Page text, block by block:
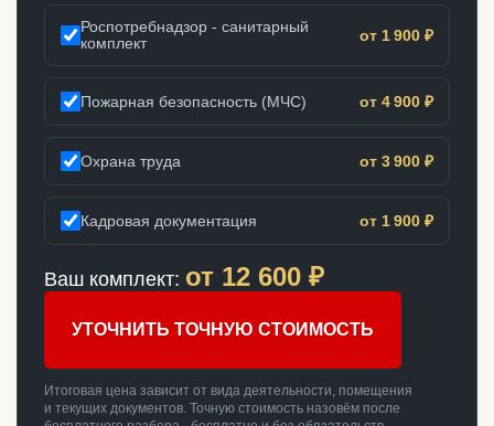
Роспотребнадзор - санитарный
комплект
от 1 900 ₽
Пожарная безопасность (МЧС) от 4 900 ₽
Охрана труда от 3 900 ₽
Кадровая документация от 1 900 ₽
Ваш комплект: от 12 600 ₽
УТОЧНИТЬ ТОЧНУЮ СТОИМОСТЬ
Итоговая цена зависит от вида деятельности, помещения
и текущих документов. Точную стоимость назовём после